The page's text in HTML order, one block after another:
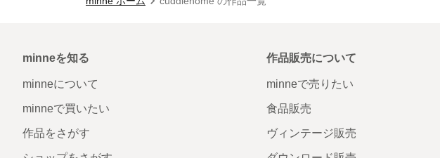
minneを知る
minneについて
minneで買いたい
作品をさがす
作品販売について
minneで売りたい
食品販売
ヴィンテージ販売